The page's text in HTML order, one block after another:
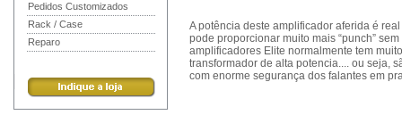
Pedidos Customizados
Rack / Case
Reparo
A potência deste amplificador aferida é
pode proporcionar muito mais “punch”
amplificadores Elite normalmente tem
transformador de alta potencia.... ou seja,
com enorme segurança dos falantes em